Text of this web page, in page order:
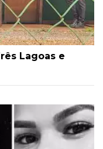
Lagoas e